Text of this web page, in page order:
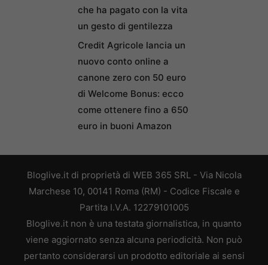
che ha pagato con la vita
un gesto di gentilezza
Credit Agricole lancia un
nuovo conto online a
canone zero con 50 euro
di Welcome Bonus: ecco
come ottenere fino a 650
euro in buoni Amazon
Bloglive.it di proprietà di WEB 365 SRL - Via Nicola
Marchese 10, 00141 Roma (RM) - Codice Fiscale e
Partita I.V.A. 12279101005
Bloglive.it non è una testata giornalistica, in quanto
viene aggiornato senza alcuna periodicità. Non può
pertanto considerarsi un prodotto editoriale ai sensi